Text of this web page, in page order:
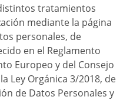
tratamientos
mediante la página
personales, de
en el Reglamento
Europeo y del Consejo
Ley Orgánica 3/2018, de
de Datos Personales y